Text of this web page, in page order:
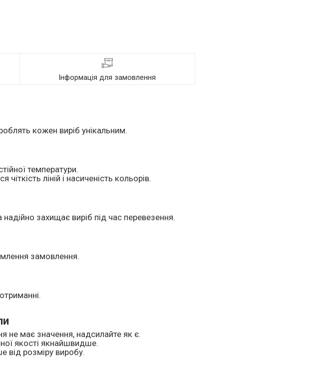
Інформація для замовлення
кожен виріб унікальним.
температури.
ліній і насиченість кольорів.
захищає виріб під час перевезення.
замовлення.
не має значення, надсилайте як є.
якості якнайшвидше.
від розміру виробу.